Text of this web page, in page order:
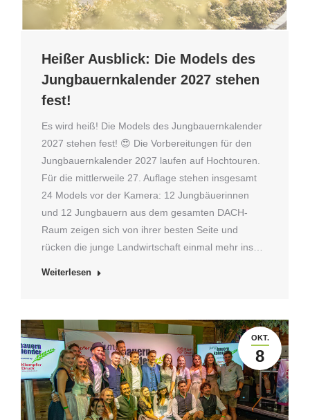
Heißer Ausblick: Die Models des
Jungbauernkalender 2027 stehen
fest!
Es wird heiß! Die Models des Jungbauernkalender
2027 stehen fest! 😍 Die Vorbereitungen für den
Jungbauernkalender 2027 laufen auf Hochtouren.
Für die mittlerweile 27. Auflage stehen insgesamt
24 Models vor der Kamera: 12 Jungbäuerinnen
und 12 Jungbauern aus dem gesamten DACH-
Raum zeigen sich von ihrer besten Seite und
rücken die junge Landwirtschaft einmal mehr ins…
Weiterlesen
OKT.
8